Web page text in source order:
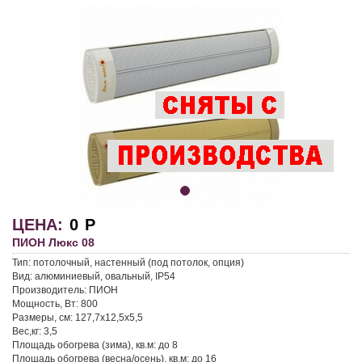
ЦЕНА: 0 Р
ПИОН Люкс 08
Тип: потолочный, настенный (под потолок, опция)
Вид: алюминиевый, овальный, IP54
Производитель: ПИОН
Мощность, Вт: 800
Размеры, см: 127,7x12,5x5,5
Вес,кг: 3,5
Площадь обогрева (зима), кв.м: до 8
Площадь обогрева (весна/осень), кв.м: до 16